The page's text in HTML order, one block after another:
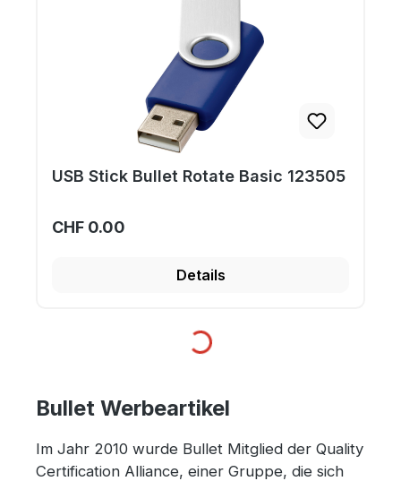
USB Stick Bullet Rotate Basic 123505
CHF 0.00
Details
Loading...
Bullet Werbeartikel
Im Jahr 2010 wurde Bullet Mitglied der Quality
Certification Alliance, einer Gruppe, die sich